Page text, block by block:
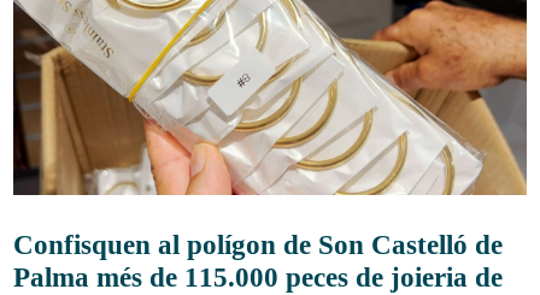
Confisquen al polígon de Son Castelló de
Palma més de 115.000 peces de joieria de